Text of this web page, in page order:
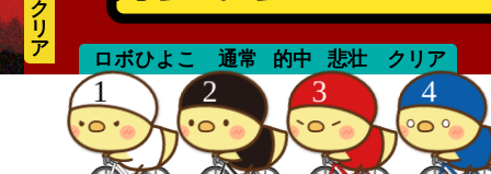
ロボひよこ 通常 的中 悲壮